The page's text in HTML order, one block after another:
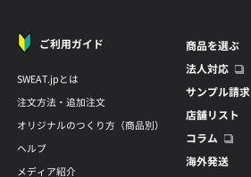
ご利用ガイド
SWEAT.jpとは
注文方法・追加注文
オリジナルのつくり方（商品別）
ヘルプ
メディア紹介
商品を選ぶ
法人対応
サンプル請求
店舗リスト
コラム
海外発送